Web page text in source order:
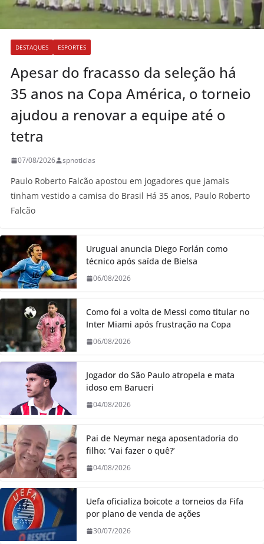
DESTAQUES ESPORTES
Apesar do fracasso da seleção há
35 anos na Copa América, o torneio
ajudou a renovar a equipe até o
tetra
07/08/2026 spnoticias
Paulo Roberto Falcão apostou em jogadores que jamais
tinham vestido a camisa do Brasil Há 35 anos, Paulo Roberto
Falcão
Uruguai anuncia Diego Forlán como
técnico após saída de Bielsa
06/08/2026
Como foi a volta de Messi como titular no
Inter Miami após frustração na Copa
06/08/2026
Jogador do São Paulo atropela e mata
idoso em Barueri
04/08/2026
Pai de Neymar nega aposentadoria do
filho: ‘Vai fazer o quê?’
04/08/2026
Uefa oficializa boicote a torneios da Fifa
por plano de venda de ações
30/07/2026